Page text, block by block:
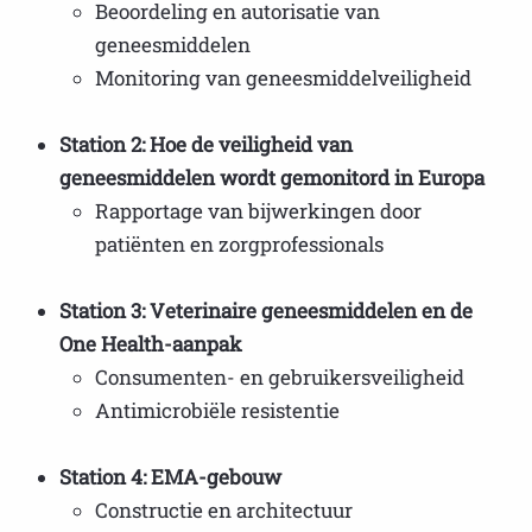
Beoordeling en autorisatie van
geneesmiddelen
Monitoring van geneesmiddelveiligheid
Station 2: Hoe de veiligheid van
geneesmiddelen wordt gemonitord in Europa
Rapportage van bijwerkingen door
patiënten en zorgprofessionals
Station 3: Veterinaire geneesmiddelen en de
One Health-aanpak
Consumenten- en gebruikersveiligheid
Antimicrobiële resistentie
Station 4: EMA-gebouw
Constructie en architectuur